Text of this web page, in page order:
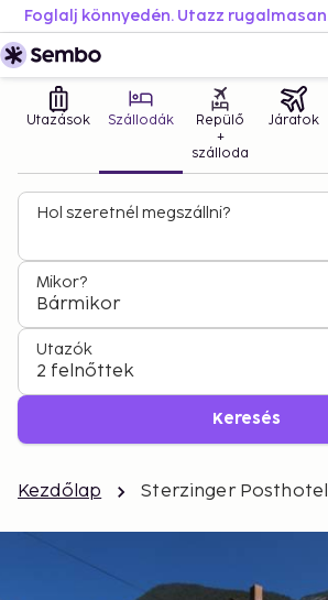
Utazások Szállodák
Repülő
+
szálloda
Járatok
Hol szeretnél megszállni?
Mikor?
Bármikor
Utazók
2 felnőttek
Keresés
Kezdőlap Sterzinger Posthotel